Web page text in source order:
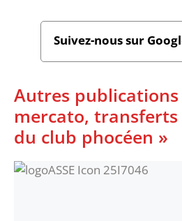
Suivez-nous sur
Autres publications
mercato,
du club phocéen »